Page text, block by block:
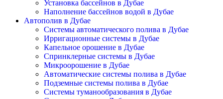
Установка бассейнов в Дубае
Наполнение бассейнов водой в Дубае
Автополив в Дубае
Системы автоматического полива в Дубае
Ирригационные системы в Дубае
Капельное орошение в Дубае
Спринклерные системы в Дубае
Микроорошение в Дубае
Автоматические системы полива в Дубае
Подземные системы полива в Дубае
Системы туманообразования в Дубае